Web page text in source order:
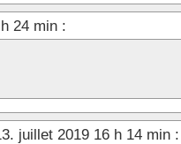
24 min :
juillet 2019 16 h 14 min :